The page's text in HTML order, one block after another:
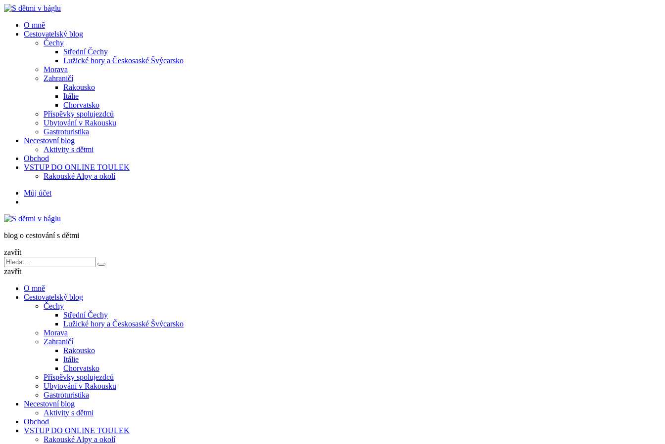
Menu
Menu
O mně
Cestovatelský blog
Čechy
Střední Čechy
Lužické hory a Českosaské Švýcarsko
Morava
Zahraničí
Rakousko
Itálie
Chorvatsko
Příspěvky spolujezdců
Ubytování v Rakousku
Gastroturistika
Necestovní blog
Aktivity s dětmi
Obchod
VSTUP DO ONLINE TOULEK
Rakouské Alpy a okolí
HledatMůj účet
v
blog o cestování s dětmi
zavřít
Vyhledávání
pro:
Hledat
zavřít
O mně
Cestovatelský blog
Čechy
Střední Čechy
Lužické hory a Českosaské Švýcarsko
Morava
Zahraničí
Rakousko
Itálie
Chorvatsko
Příspěvky spolujezdců
Ubytování v Rakousku
Gastroturistika
Necestovní blog
Aktivity s dětmi
Obchod
VSTUP DO ONLINE TOULEK
Rakouské Alpy a okolí